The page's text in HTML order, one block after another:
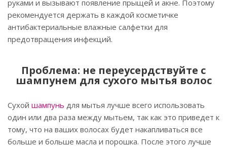
руками и вызывают появление прыщей и акне. Поэтому
рекомендуется держать в каждой косметичке
антибактериальные влажные салфетки для
предотвращения инфекций.
Проблема: не переусердствуйте с
шампунем для сухого мытья волос
Сухой шампунь для мытья лучше всего использовать
один или два раза между мытьем, так как это приведет к
тому, что на ваших волосах будет накапливаться все
больше и больше масла и порошка. После этого лучше